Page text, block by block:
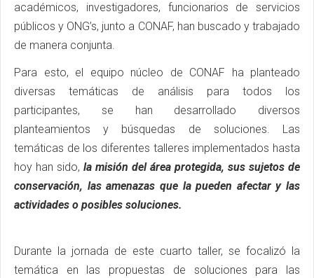
académicos, investigadores, funcionarios de servicios
públicos y ONG’s, junto a CONAF, han buscado y trabajado
de manera conjunta.
Para esto, el equipo núcleo de CONAF ha planteado
diversas temáticas de análisis para todos los
participantes, se han desarrollado diversos
planteamientos y búsquedas de soluciones. Las
temáticas de los diferentes talleres implementados hasta
hoy han sido, la misión del área protegida, sus sujetos de
conservación, las amenazas que la pueden afectar y las
actividades o posibles soluciones.
Durante la jornada de este cuarto taller, se focalizó la
temática en las propuestas de soluciones para las